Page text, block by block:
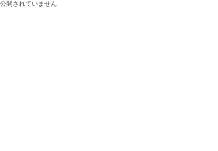
公開されていません